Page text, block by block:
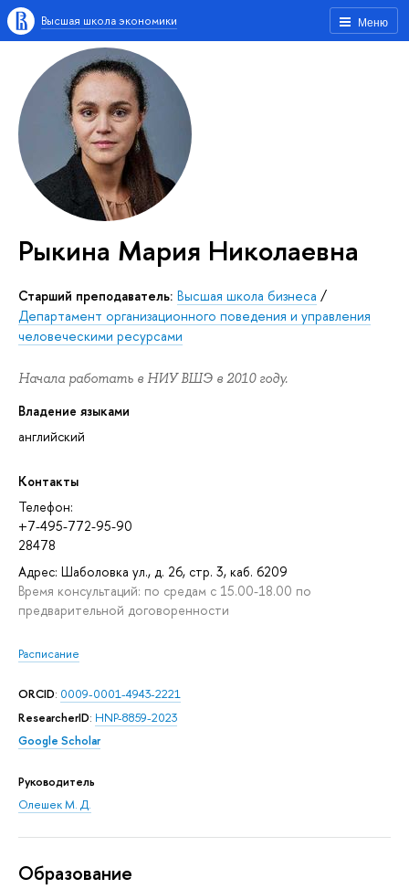
Меню
Высшая школа экономики
Рыкина Мария Николаевна
Старший преподаватель: Высшая школа бизнеса /
Департамент организационного поведения и управления
человеческими ресурсами
Начала работать в НИУ ВШЭ в 2010 году.
Владение языками
английский
Контакты
Телефон:
+7-495-772-95-90
28478
Адрес: Шаболовка ул., д. 26, стр. 3, каб. 6209
Время консультаций: по средам с 15.00-18.00 по
предварительной договоренности
Расписание
ORCID: 0009-0001-4943-2221
ResearcherID: HNP-8859-2023
Google Scholar
Руководитель
Олешек М. Д.
Oбразование